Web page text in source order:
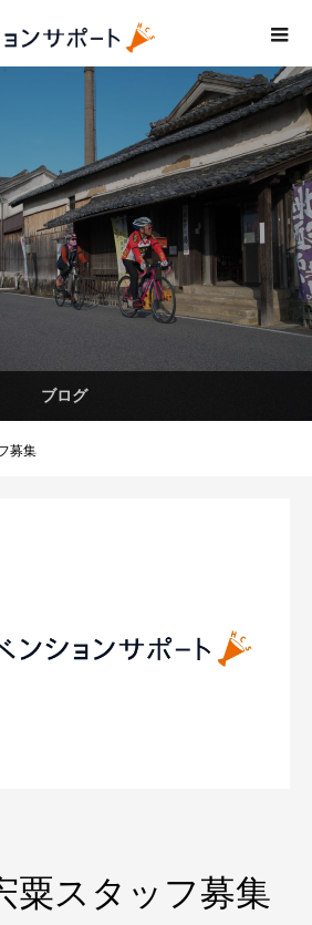
ブログ
募集
粟スタッフ募集